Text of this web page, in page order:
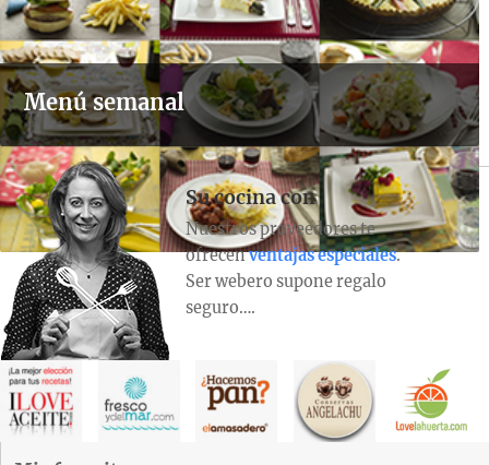
Menú semanal
Su cocina con
Nuestros proveedores te
ofrecenventajas especiales.
Ser webero supone regalo
seguro….